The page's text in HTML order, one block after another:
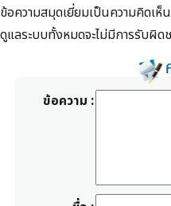
ข้อความสมุดเยี่ยมเป็นความคิดเ
ดูแลระบบทั้งหมดจะไม่มีการรับผิด
ข้อความ :